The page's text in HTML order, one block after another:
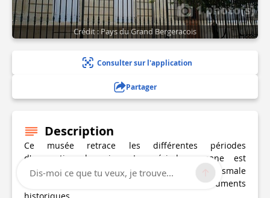
1 photo(s)
Crédit : Pays du Grand Bergeracois
Consulter sur l'application
Partager
Description
Ce musée retrace les différentes périodes
d'occupation humaine. La période romane est
magnifiquement représentée par le cuve baptismale
de Minzac, du XIIe siècle, classée par les monuments
Dis-moi ce que tu veux, je trouve...